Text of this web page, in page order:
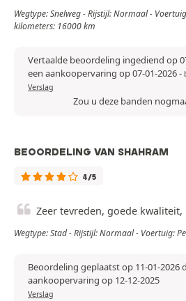
Wegtype: Snelweg - Rijstijl: Normaal -
kilometers: 16000 km
Vertaalde beoordeling ingediend op
een aankoopervaring op 07-01-2026-
Verslag
Zou u deze banden
BEOORDELING VAN SHAHRAM
4/5
Zeer tevreden, goede
Wegtype: Stad - Rijstijl: Normaal - Voertuig:
Beoordeling geplaatst op 11-01-2026
aankoopervaring op 12-12-2025
Verslag